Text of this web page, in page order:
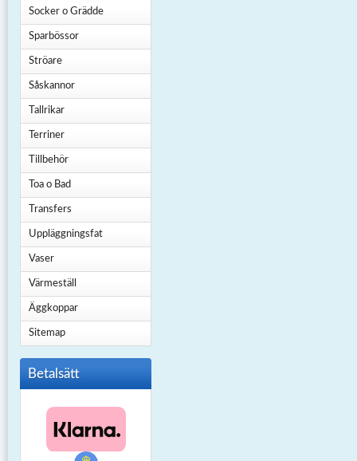
Socker o Grädde
Sparbössor
Ströare
Såskannor
Tallrikar
Terriner
Tillbehör
Toa o Bad
Transfers
Uppläggningsfat
Vaser
Värmeställ
Äggkoppar
Sitemap
Betalsätt